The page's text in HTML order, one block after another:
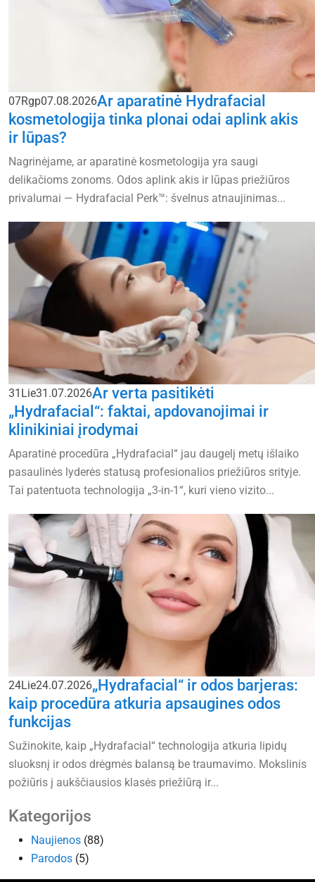
07Rgp07.08.2026Ar aparatinė Hydrafacial
kosmetologija tinka plonai odai aplink akis
ir lūpas?
Nagrinėjame, ar aparatinė kosmetologija yra saugi
delikačioms zonoms. Odos aplink akis ir lūpas priežiūros
privalumai — Hydrafacial Perk™: švelnus atnaujinimas...
31 Lie31.07.2026Ar verta pasitikėti
„Hydrafacial“: faktai, apdovanojimai ir
klinikiniai įrodymai
Aparatinė procedūra „Hydrafacial“ jau daugelį metų išlaiko
pasaulinės lyderės statusą profesionalios priežiūros srityje.
Tai patentuota technologija „3-in-1“, kuri vieno vizito...
24Lie24.07.2026„Hydrafacial“ ir odos barjeras:
kaip procedūra atkuria apsaugines odos
funkcijas
Sužinokite, kaip „Hydrafacial“ technologija atkuria lipidų
sluoksnį ir odos drėgmės balansą be traumavimo. Mokslinis
požiūris į aukščiausios klasės priežiūrą ir...
Kategorijos
Naujienos (88)
Parodos (5)